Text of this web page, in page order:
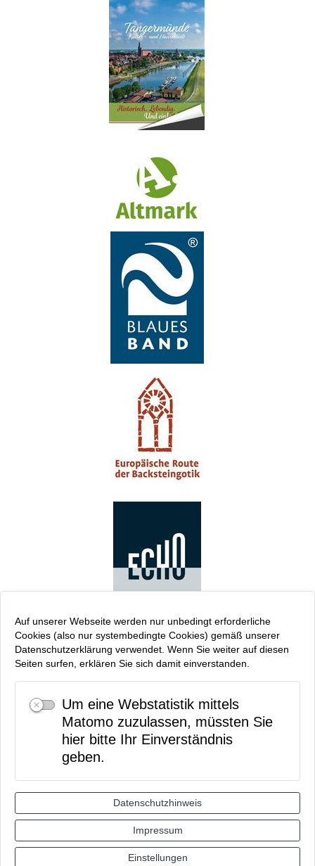
Auf unserer Webseite werden nur unbedingt erforderliche
Cookies (also nur systembedingte Cookies) gemäß unserer
Datenschutzerklärung verwendet. Wenn Sie weiter auf diesen
Seiten surfen, erklären Sie sich damit einverstanden.
Um eine Webstatistik mittels
Matomo zuzulassen, müssten Sie
hier bitte Ihr Einverständnis
geben.
Datenschutzhinweis
Impressum
Einstellungen
Anmelden
Kontakt